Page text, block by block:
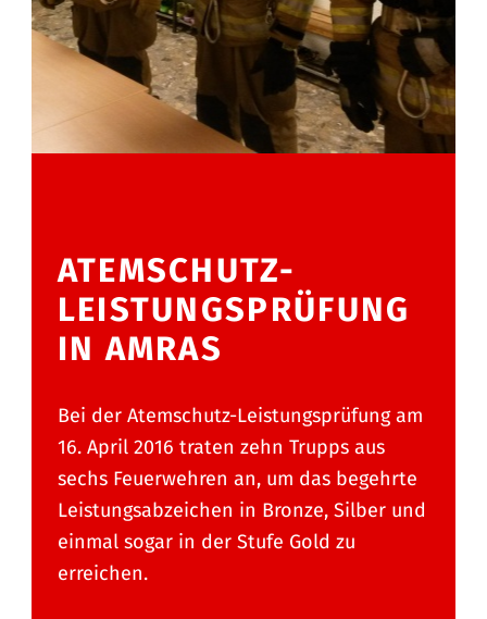
ATEMSCHUTZ-
LEISTUNGSPRÜFUNG
IN AMRAS
Bei der Atemschutz-Leistungsprüfung am
16. April 2016 traten zehn Trupps aus
sechs Feuerwehren an, um das begehrte
Leistungsabzeichen in Bronze, Silber und
einmal sogar in der Stufe Gold zu
erreichen.